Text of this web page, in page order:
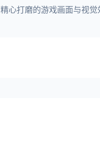
精心打磨的游戏画面与视觉